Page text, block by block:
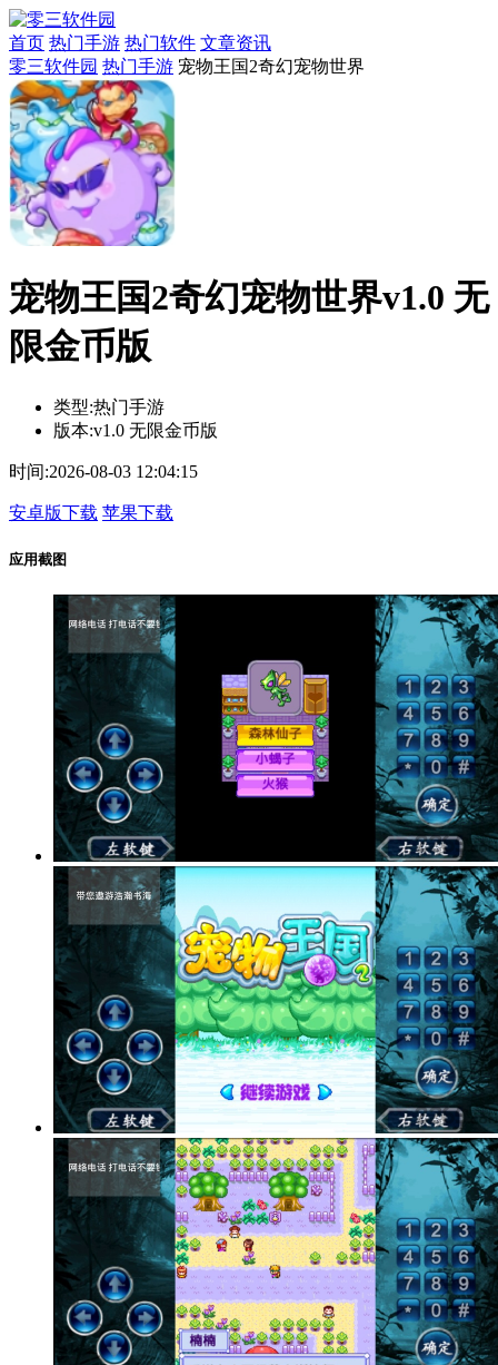
首页 热门手游 热门软件 文章资讯
零三软件园 热门手游 宠物王国2奇幻宠物世界
宠物王国2奇幻宠物世界v1.0 无
限金币版
类型:热门手游
版本:v1.0 无限金币版
时间:2026-08-03 12:04:15
安卓版下载 苹果下载
应用截图